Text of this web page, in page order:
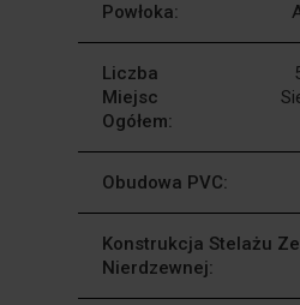
Powłoka:
Liczba
Miejsc
Ogółem:
Obudowa PVC:
Konstrukcja Stelażu
Nierdzewnej: